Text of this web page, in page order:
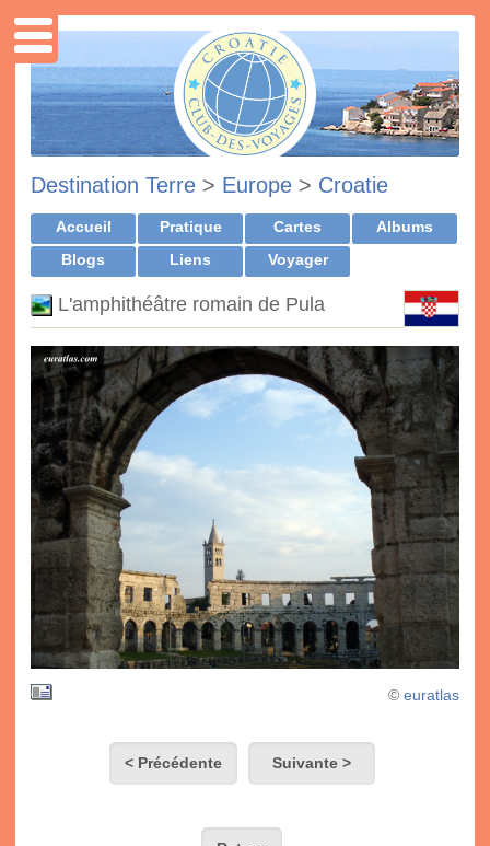
Destination Terre > Europe > Croatie
Accueil Pratique Cartes
Albums
Blogs
Liens Voyager
L'amphithéâtre romain de Pula
© euratlas
< Précédente Suivante >